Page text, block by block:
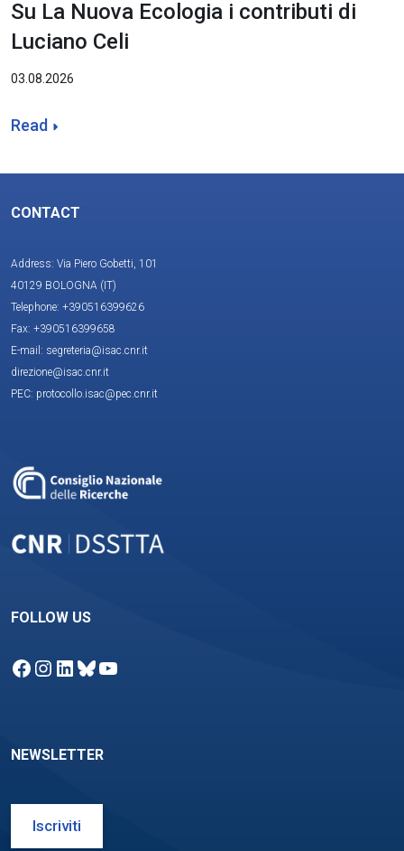
Su La Nuova Ecologia i contributi di
Luciano Celi
03.08.2026
Read
CONTACT
Address: Via Piero Gobetti, 101
40129 BOLOGNA (IT)
Telephone: +390516399626
Fax: +390516399658
E-mail: segreteria@isac.cnr.it
direzione@isac.cnr.it
PEC: protocollo.isac@pec.cnr.it
FOLLOW US
Facebook
Instagram
LinkedIn
Bluesky
YouTube
NEWSLETTER
Iscriviti